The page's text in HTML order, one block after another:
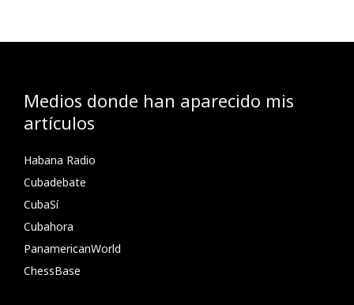
Medios donde han aparecido mis
artículos
Habana Radio
Cubadebate
CubaSí
Cubahora
PanamericanWorld
ChessBase